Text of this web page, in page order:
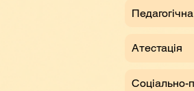
Атестація
Соціально-